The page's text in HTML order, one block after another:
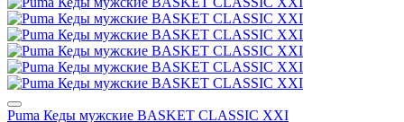
Puma Кеды мужские BASKET CLASSIC XXI